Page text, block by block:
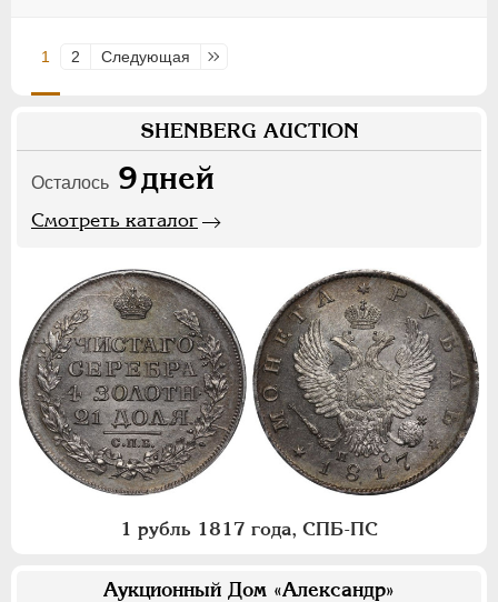
1 2 Следующая Последняя
SHENBERG AUCTION
Осталось 9дней
Смотреть каталог
1 рубль 1817 года, СПБ-ПС
Аукционный Дом «Александр»